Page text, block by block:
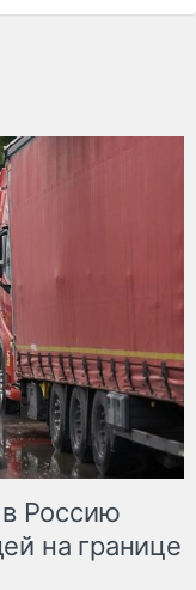
в Россию
на границе